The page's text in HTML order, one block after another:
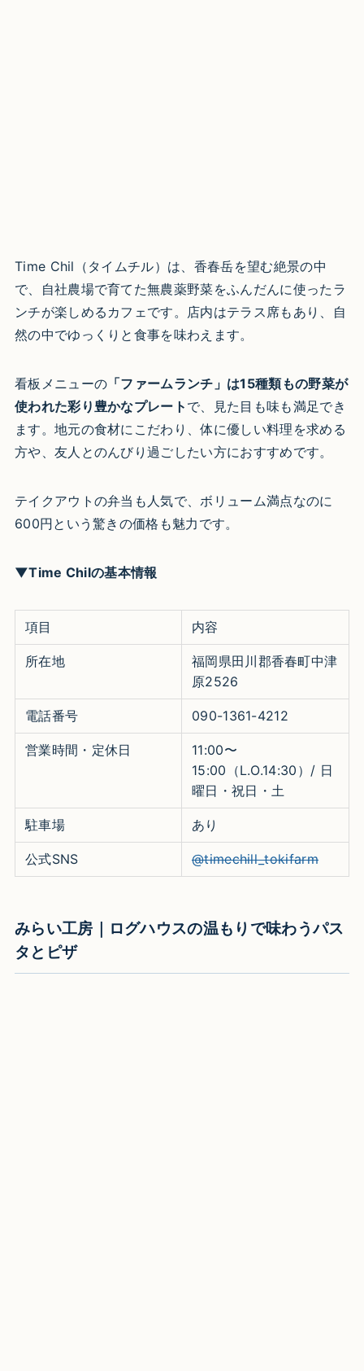
Time Chil（タイムチル）は、香春岳を望む絶景の中
で、自社農場で育てた無農薬野菜をふんだんに使ったラ
ンチが楽しめるカフェです。店内はテラス席もあり、自
然の中でゆっくりと食事を味わえます。
看板メニューの 「ファームランチ」は15種類もの野菜が
使われた彩り豊かなプレート で、見た目も味も満足でき
ます。地元の食材にこだわり、体に優しい料理を求める
方や、友人とのんびり過ごしたい方におすすめです。
テイクアウトの弁当も人気で、ボリューム満点なのに
600円という驚きの価格も魅力です。
▼Time Chilの基本情報
項目 内容
所在地
福岡県田川郡香春町中津
原2526
電話番号 090-1361-4212
営業時間・定休日
11:00〜
15:00（L.O.14:30）/ 日
曜日・祝日・土
駐車場 あり
公式SNS @timechill_tokifarm
みらい工房｜ログハウスの温もりで味わうパス
タとピザ